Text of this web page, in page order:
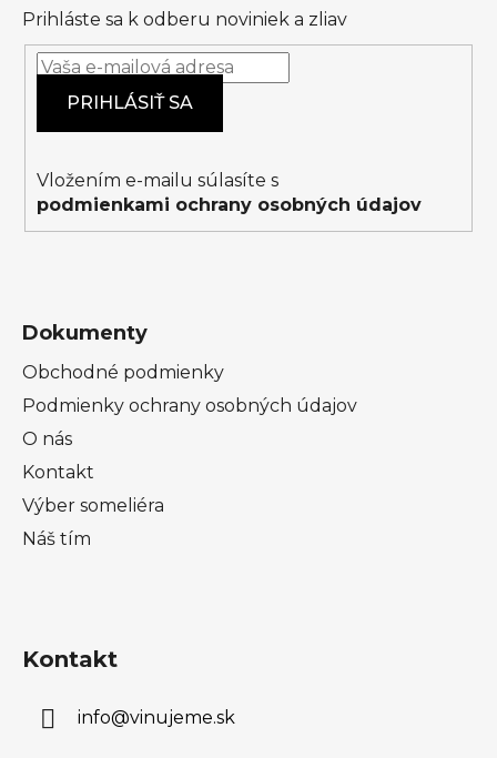
Prihláste sa k odberu noviniek a zliav
PRIHLÁSIŤ SA
Vložením e-mailu súlasíte s
podmienkami ochrany osobných údajov
Dokumenty
Obchodné podmienky
Podmienky ochrany osobných údajov
O nás
Kontakt
Výber someliéra
Náš tím
Kontakt
info@vinujeme.sk